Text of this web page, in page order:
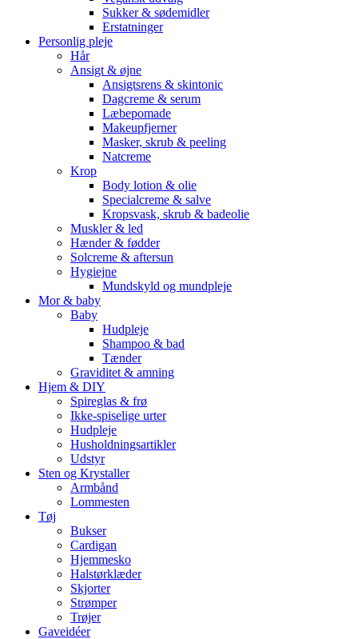
Sukker & sødemidler
Erstatninger
Personlig pleje
Hår
Ansigt & øjne
Ansigtsrens & skintonic
Dagcreme & serum
Læbepomade
Makeupfjerner
Masker, skrub & peeling
Natcreme
Krop
Body lotion & olie
Specialcreme & salve
Kropsvask, skrub & badeolie
Muskler & led
Hænder & fødder
Solcreme & aftersun
Hygiejne
Mundskyld og mundpleje
Mor & baby
Baby
Hudpleje
Shampoo & bad
Tænder
Graviditet & amning
Hjem & DIY
Spireglas & frø
Ikke-spiselige urter
Hudpleje
Husholdningsartikler
Udstyr
Sten og Krystaller
Armbånd
Lommesten
Tøj
Bukser
Cardigan
Hjemmesko
Halstørklæder
Skjorter
Strømper
Trøjer
Gaveidéer